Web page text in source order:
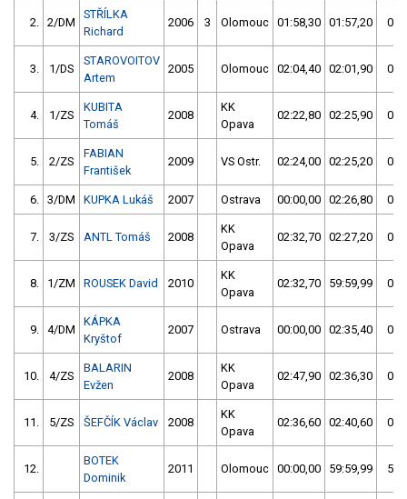
2. 2/DM
STŘÍLKA
Richard
2006 3 Olomouc 01:58,30 01:57,20
3. 1/DS
STAROVOITOV
Artem
2005 Olomouc 02:04,40 02:01,90
4. 1/ZS
KUBITA
Tomáš
2008
KK
Opava
02:22,80 02:25,90
5. 2/ZS
FABIAN
František
2009 VS Ostr. 02:24,00 02:25,20
6. 3/DM KUPKA Lukáš 2007 Ostrava 00:00,00 02:26,80
7. 3/ZS ANTL Tomáš 2008
KK
Opava
02:32,70 02:27,20
8. 1/ZM ROUSEK David 2010
KK
Opava
02:32,70 59:59,99
9. 4/DM
KÁPKA
Kryštof
2007 Ostrava 00:00,00 02:35,40
10. 4/ZS
BALARIN
Evžen
2008
KK
Opava
02:47,90 02:36,30
11. 5/ZS ŠEFČÍK Václav 2008
KK
Opava
02:36,60 02:40,60
12.
BOTEK
Dominik
2011 Olomouc 00:00,00 59:59,99